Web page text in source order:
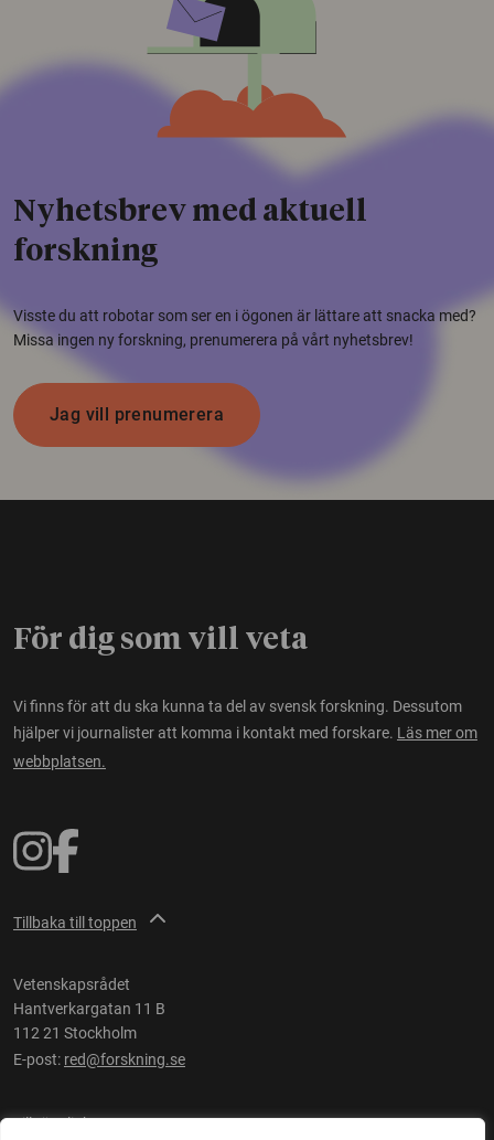
Nyhetsbrev med aktuell
forskning
Visste du att robotar som ser en i ögonen är lättare att snacka med?
Missa ingen ny forskning, prenumerera på vårt nyhetsbrev!
Jag vill prenumerera
För dig som vill veta
Vi finns för att du ska kunna ta del av svensk forskning. Dessutom
hjälper vi journalister att komma i kontakt med forskare. Läs mer om
webbplatsen.
Tillbaka till toppen
Vetenskapsrådet
Hantverkargatan 11 B
112 21 Stockholm
E-post: red@forskning.se
Tillgänglighet